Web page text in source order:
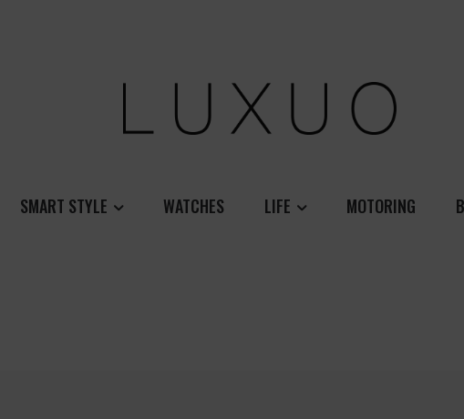
SMART STYLE WATCHES LIFE MOTORING